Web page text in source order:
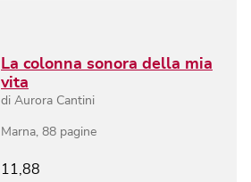
La colonna sonora della mia
vita
di Aurora Cantini
Marna 88 pagine
11,88